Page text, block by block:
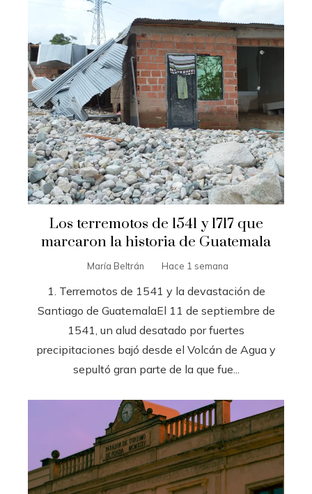
Los terremotos de 1541 y 1717 que
marcaron la historia de Guatemala
María Beltrán Hace 1 semana
1. Terremotos de 1541 y la devastación de
Santiago de GuatemalaEl 11 de septiembre de
1541, un alud desatado por fuertes
precipitaciones bajó desde el Volcán de Agua y
sepultó gran parte de la que fue...